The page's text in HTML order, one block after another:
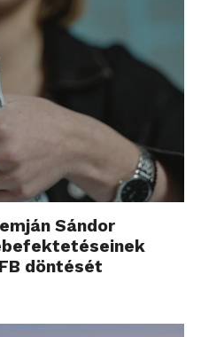
Sándor
döntését